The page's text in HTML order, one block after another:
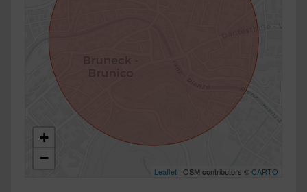
+
−
Leaflet | OSM contributors ©CARTO